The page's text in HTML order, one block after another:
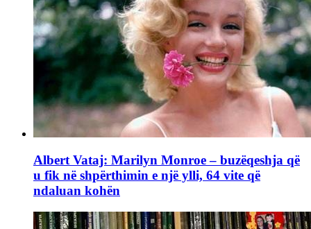
Albert Vataj: Marilyn Monroe – buzëqeshja që
u fik në shpërthimin e një ylli, 64 vite që
ndaluan kohën